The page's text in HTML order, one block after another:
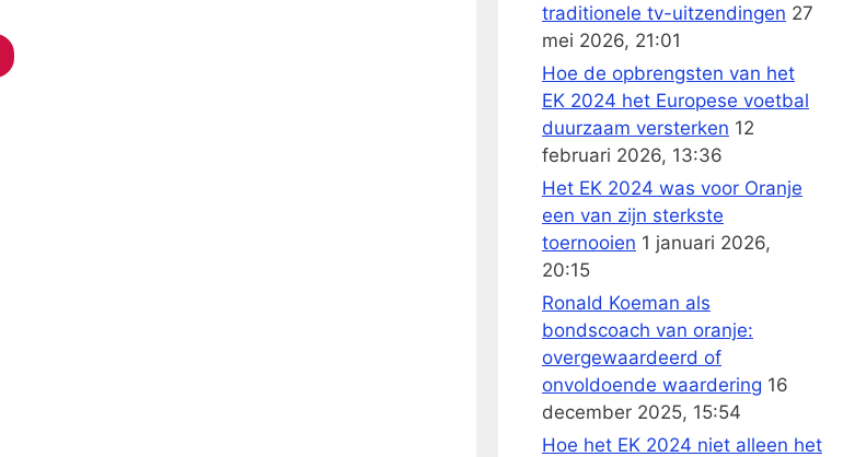
traditionele tv-uitzendingen 27
mei 2026, 21:01
Hoe de opbrengsten van het
EK 2024 het Europese voetbal
duurzaam versterken 12
februari 2026, 13:36
Het EK 2024 was voor Oranje
een van zijn sterkste
toernooien 1 januari 2026,
20:15
Ronald Koeman als
bondscoach van oranje:
overgewaardeerd of
onvoldoende waardering 16
december 2025, 15:54
Hoe het EK 2024 niet alleen het